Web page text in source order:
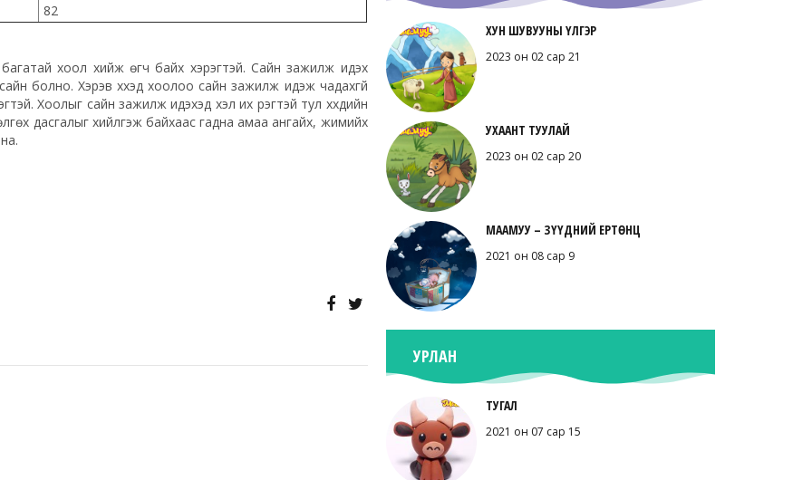
82
багатай хоол хийж өгч байх хэрэгтэй. Сайн зажилж идэх
болно. Хэрэв хүүхэд хоолоо сайн зажилж идэж чадахгүй
Хоолыг сайн зажилж идэхэд хэл их үүрэгтэй тул хүүхдийн
дасгалыг хийлгэж байхаас гадна амаа ангайх, жимийх
ХУН ШУВУУНЫ ҮЛГЭР
2023 он 02 сар 21
УХААНТ ТУУЛАЙ
2023 он 02 сар 20
МААМУУ – ЗҮҮДНИЙ ЕРТӨНЦ
2021 он 08 сар 9
УРЛАН
ТУГАЛ
2021 он 07 сар 15